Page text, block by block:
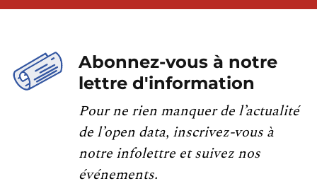
Abonnez-vous à notre
lettre d'information
Pour ne rien manquer de l’actualité
de l’open data, inscrivez-vous à
notre infolettre et suivez nos
événements.